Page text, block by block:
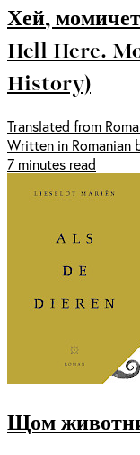
Хей,
Hell Here.
History)
Translated from
Written in Romanian
7 minutes read
Щом